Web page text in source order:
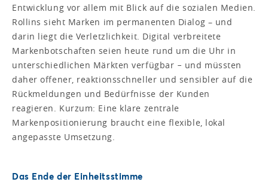
Entwicklung vor allem mit Blick auf die sozialen Medien.
Rollins sieht Marken im permanenten Dialog – und
darin liegt die Verletzlichkeit. Digital verbreitete
Markenbotschaften seien heute rund um die Uhr in
unterschiedlichen Märkten verfügbar − und müssten
daher offener, reaktionsschneller und sensibler auf die
Rückmeldungen und Bedürfnisse der Kunden
reagieren. Kurzum: Eine klare zentrale
Markenpositionierung braucht eine flexible, lokal
angepasste Umsetzung.
Das Ende der Einheitsstimme